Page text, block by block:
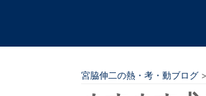
宮脇伸二の熱・考・動ブログ >